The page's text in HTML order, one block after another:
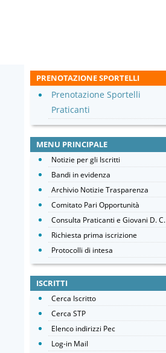
PRENOTAZIONE SPORTELLI
Prenotazione Sportelli
Praticanti
MENU PRINCIPALE
Notizie per gli Iscritti
Bandi in evidenza
Archivio Notizie Trasparenza
Comitato Pari Opportunità
Consulta Praticanti e Giovani D. C.
Richiesta prima iscrizione
Protocolli di intesa
ISCRITTI
Cerca Iscritto
Cerca STP
Elenco indirizzi Pec
Log-in Mail